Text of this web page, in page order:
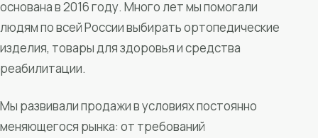
основана в 2016 году. Много лет мы помогали
людям по всей России выбирать ортопедические
изделия, товары для здоровья и средства
реабилитации.
Мы развивали продажи в условиях постоянно
меняющегося рынка: от требований